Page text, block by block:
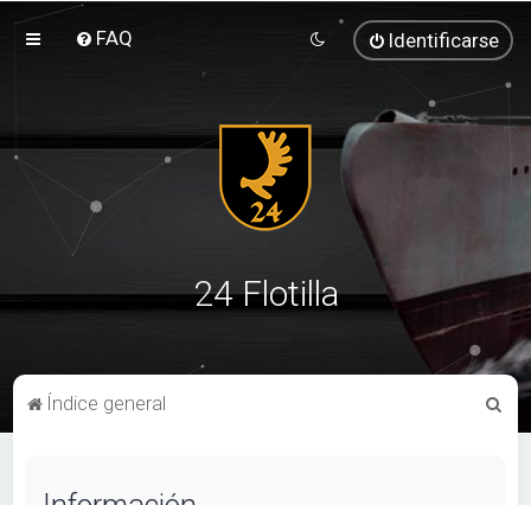
FAQ Identificarse
24 Flotilla
Índice general